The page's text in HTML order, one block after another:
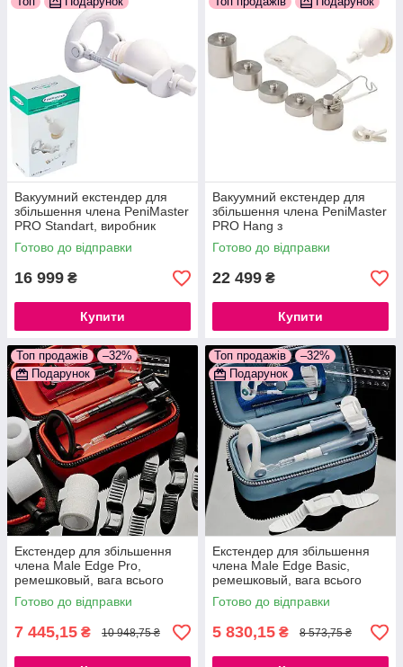
Вакуумний екстендер для
збільшення члена PeniMaster
PRO Standart, виробник
Німеччина
Готово до відправки
16 999 ₴
Купити
Вакуумний екстендер для
збільшення члена PeniMaster
PRO Hang з
подвешиваемыми вантажами
777Store.com.ua
Готово до відправки
22 499 ₴
Купити
Топ продажів
–32%
Подарунок
Екстендер для збільшення
члена Male Edge Pro,
ремешковый, вага всього
65гр, міцний пластик
777Store.com.ua
Готово до відправки
7 445,15 ₴ 10 948,75 ₴
Топ продажів
–32%
Подарунок
Екстендер для збільшення
члена Male Edge Basic,
ремешковый, вага всього
65гр, міцний пластик
777Store.com.ua
Готово до відправки
5 830,15 ₴ 8 573,75 ₴